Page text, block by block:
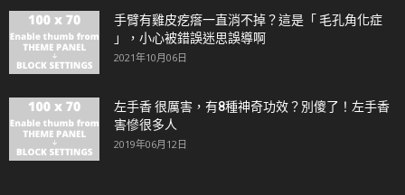
手臂有雞皮疙瘩一直消不掉？這是「 毛孔角化症
」，小心被錯誤迷思誤導啊
2021年10月06日
左手香 很厲害，有8種神奇功效？別傻了！左手香
害慘很多人
2019年06月12日